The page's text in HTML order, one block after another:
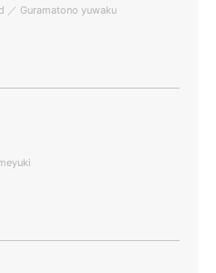
／ Guramatono yuwaku